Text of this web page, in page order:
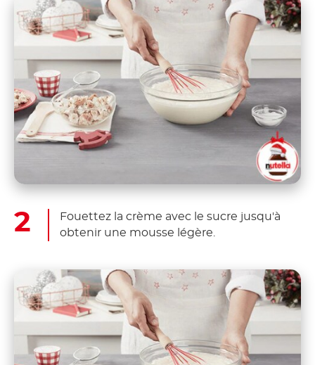
Fouettez la crème avec le sucre jusqu'à
obtenir une mousse légère.